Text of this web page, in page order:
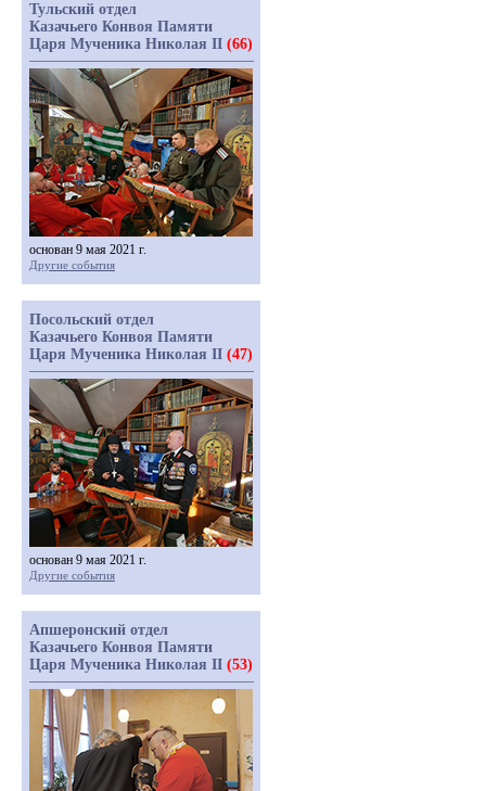
Тульский отдел
Казачьего Конвоя Памяти
Царя Мученика Николая II (66)
основан 9 мая 2021 г.
Другие события
Посольский отдел
Казачьего Конвоя Памяти
Царя Мученика Николая II (47)
основан 9 мая 2021 г.
Другие события
Апшеронский отдел
Казачьего Конвоя Памяти
Царя Мученика Николая II (53)